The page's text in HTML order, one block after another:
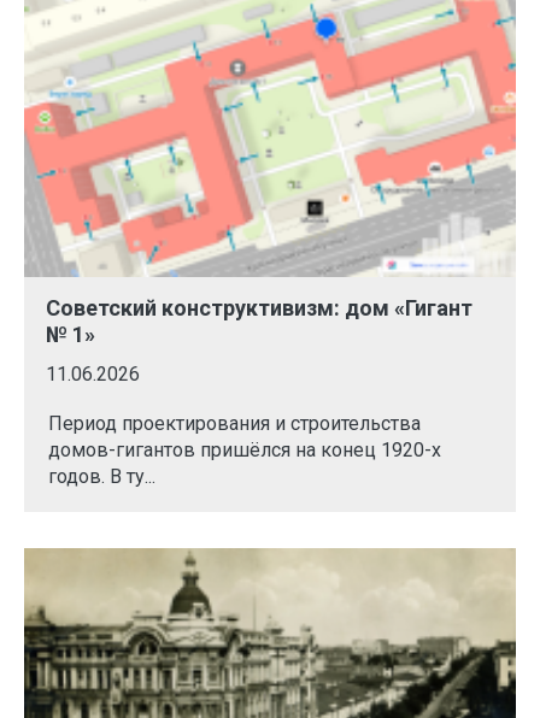
Советский конструктивизм: дом «Гигант
№ 1»
11.06.2026
Период проектирования и строительства
домов-гигантов пришёлся на конец 1920-х
годов. В ту...